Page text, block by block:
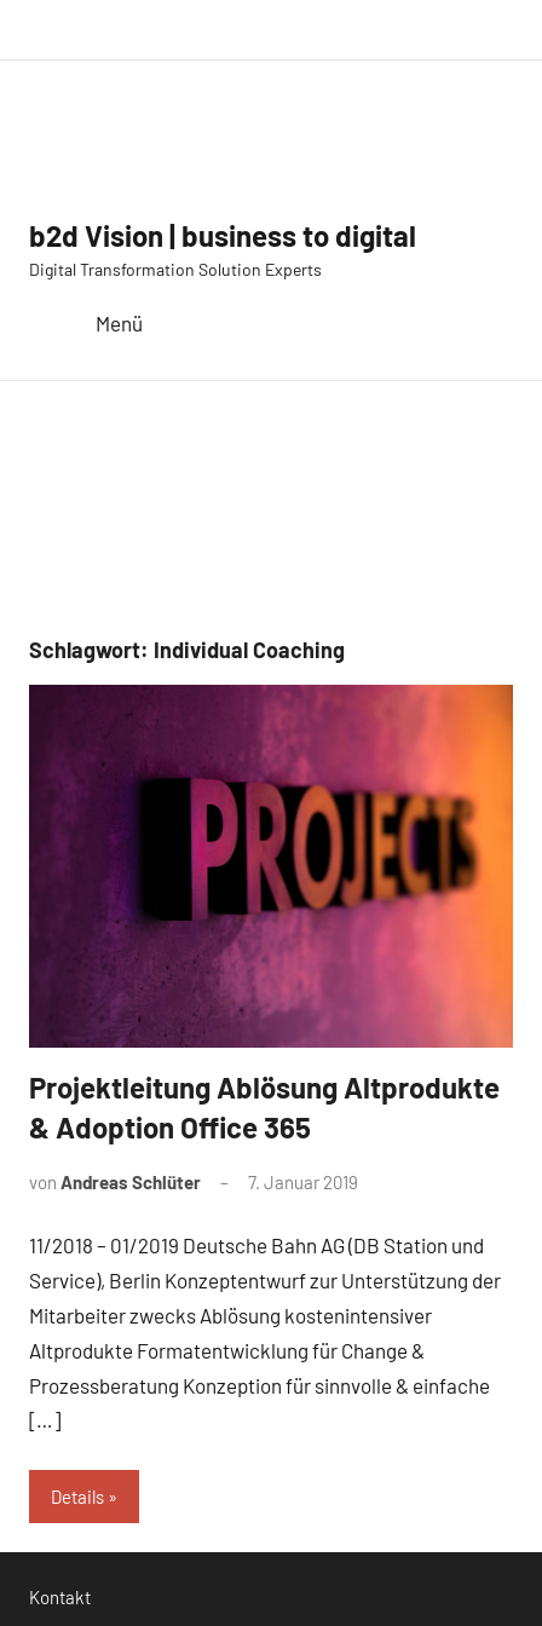
Mail
b2d Vision | business to digital
Digital Transformation Solution Experts
Menü
Schlagwort: Individual Coaching
Referenz
Projektleitung Ablösung Altprodukte
& Adoption Office 365
von Andreas Schlüter 7. Januar 2019
11/2018 – 01/2019 Deutsche Bahn AG (DB Station und
Service), Berlin Konzeptentwurf zur Unterstützung der
Mitarbeiter zwecks Ablösung kostenintensiver
Altprodukte Formatentwicklung für Change &
Prozessberatung Konzeption für sinnvolle & einfache
[…]
Details
Kontakt